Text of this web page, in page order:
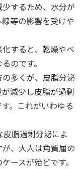
するため、水分が
等の影響を受けや
すると、乾燥やベ
のです。
多くが、皮脂分泌
減少し皮脂が過剰
。これがいわゆる
脂過剰分泌によ
、大人は角質層の
ースが殆どです。